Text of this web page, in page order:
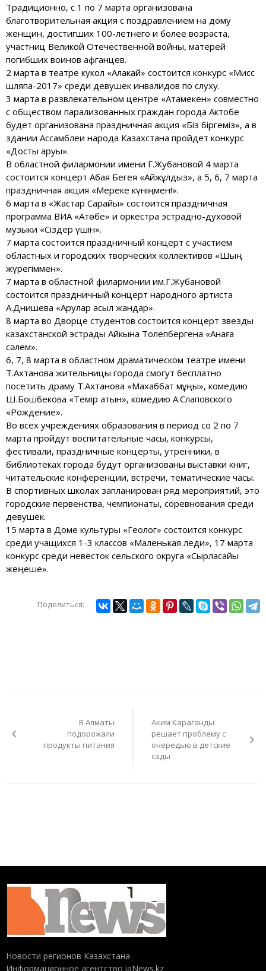
Традиционно, с 1 по 7 марта организована
благотворительная акция с поздравлением на дому
женщин, достигших 100-летнего и более возраста,
участниц Великой Отечественной войны, матерей
погибших воинов афганцев.
2 марта в театре кукол «Алакай» состоится конкурс «Мисс
шляпа-2017» среди девушек инвалидов по слуху.
3 марта в развлекательном центре «Атамекен» совместно
с обществом парализованных граждан города Актобе
будет организована праздничная акция «Біз біргеміз», а в
здании Ассамблеи народа Казахстана пройдет конкурс
«Достық аруы».
В областной филармонии имени Г.Жубановой 4 марта
состоится концерт Абая Бегея «Айжұлдыз», а 5, 6, 7 марта
праздничная акция «Мереке күніңмен!».
6 марта в «Жастар Сарайы» состоится праздничная
программа ВИА «Ақтөбе» и оркестра эстрадно-духовой
музыки «Сіздер үшін».
7 марта состоится праздничный концерт с участием
областных и городских творческих коллективов «Шың
жүрегіммен».
7 марта в областной филармонии им.Г.Жубановой
состоится праздничный концерт народного артиста
А.Днишева «Арулар асыл жандар».
8 марта во Дворце студентов состоится концерт звезды
казахстанской эстрады Айкына Толепбергена «Анаға
сәлем».
6, 7, 8 марта в областном драматическом театре имени
Т.Ахтанова жительницы города смогут бесплатно
посетить драму Т.Ахтанова «Махаббат мұңы», комедию
Ш.Бошбекова «Темір қатын», комедию А.Слаповского
«Рождение».
Во всех учреждениях образования в период со 2 по 7
марта пройдут воспитательные часы, конкурсы,
фестивали, праздничные концерты, утренники, в
библиотеках города будут организованы выставки книг,
читательские конференции, встречи, тематические часы.
В спортивных школах запланирован ряд мероприятий, это
городские первенства, чемпионаты, соревнования среди
девушек.
15 марта в Доме культуры «Геолог» состоится конкурс
среди учащихся 1-3 классов «Маленькая леди», 17 марта
конкурс среди невесток сельского округа «Сырласайық
жеңеше».
Поделиться:
записям
В Алматы
подорожали
продукты питания
Аким Караганды
решает проблему с
очередью в детские
сады
Новости регионов Казахстана
Информационное агентство iaNews.kz